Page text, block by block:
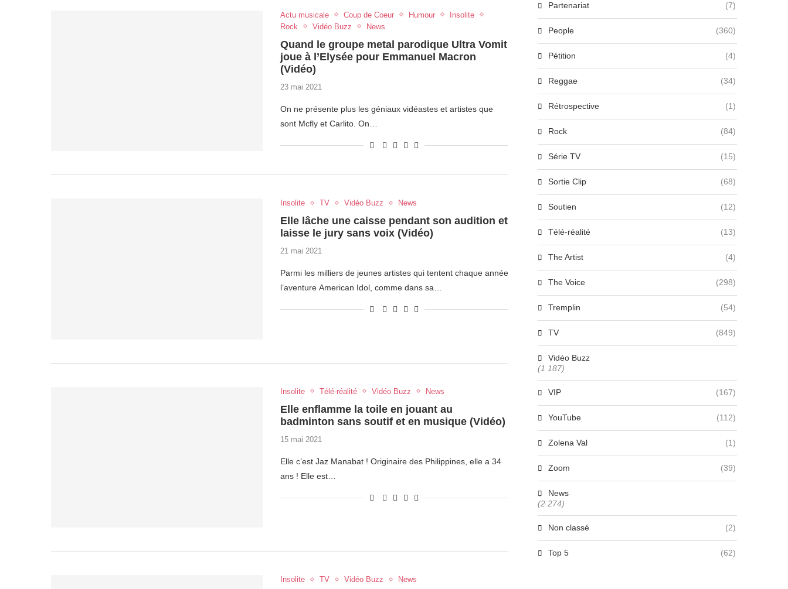
Actu musicale Coup de Coeur Humour
Insolite
Rock
Vidéo Buzz News
Quand le groupe metal parodique Ultra Vomit
joue à l’Elysée pour Emmanuel Macron
(Vidéo)
23 mai 2021
On ne présente plus les géniaux vidéastes et artistes que
sont Mcfly et Carlito. On…
Insolite TV Vidéo Buzz News
Elle lâche une caisse pendant son audition et
laisse le jury sans voix (Vidéo)
21 mai 2021
Parmi les milliers de jeunes artistes qui tentent chaque année
l’aventure American Idol, comme dans sa…
Insolite Télé-réalité Vidéo Buzz News
Elle enflamme la toile en jouant au
badminton sans soutif et en musique (Vidéo)
15 mai 2021
Elle c’est Jaz Manabat ! Originaire des Philippines, elle a 34
ans ! Elle est…
Insolite TV Vidéo Buzz News
Partenariat (7)
People (360)
Pétition (4)
Reggae (34)
Rétrospective (1)
Rock (84)
Série TV (15)
Sortie Clip (68)
Soutien (12)
Télé-réalité (13)
The Artist (4)
The Voice (298)
Tremplin (54)
TV (849)
Vidéo Buzz
(1 187)
VIP (167)
YouTube (112)
Zolena Val (1)
Zoom (39)
News
(2 274)
Non classé (2)
Top 5 (62)